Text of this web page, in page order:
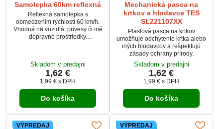
Samolepka 60km reflexná
Reflexná samolepka s
obmedzením rýchlosti 60 km/h.
Vhodná na vozidlá, prívesy či iné
dopravné prostriedky.
Skladom v predajni
1,62 €
1,99 € s DPH
Do košíka
Mechanická pasca na
krtkov a hlodavce TES
SL221107XX
Plastová pasca na krtkov
umožňuje odchytenie krtka alebo
iných hlodavcov a rešpektujú
zásady ochrany prírody.
Skladom v predajni
1,62 €
1,99 € s DPH
Do košíka
VÝPREDAJ VÝPREDAJ